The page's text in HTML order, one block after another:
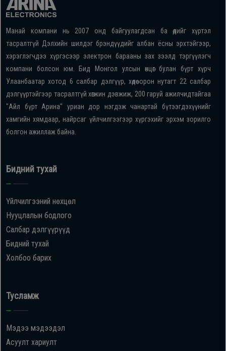
Манай компани нь 2007 онд байгуулагдсан ба өдийг хүртэл
тасралтгүй Дэлхийн шилдэг брэндүүдийг албан ёсны эрхтэйгээр,
хэрэглэгчдээ хүргэсээр электрон барааны зах зээлд тэргүүлэгч
компани болсон юм. Бид Монгол улсын өнцөг булан бүрт хүрч
Улаанбаатар хотод 6 салбар дэлгүүр, хөдөө орон нутагт 22 салбар
дэлгүүртэйгээр тасралтгүй хөгжин дэвжиж, 200 гаруй ажилчидтайгаа
"Айл бүрт Арина" уриан дор нэгдэж чанартай бүтээгдэхүүнийг
хамгийн хямдаар, найрсаг үйлчилгээгээр хүргэхийг эрхэм зорилго
болгон ажиллаж байна.
Бидний тухай
Үйлчилгээний нөхцөл
Нууцлалын бодлого
Салбар дэлгүүрүүд
Бидний тухай
Холбоо барих
Тусламж
Мэдээ мэдээдэл
Асуулт хариулт